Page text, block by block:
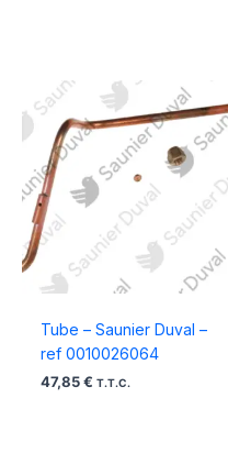
Tube – Saunier Duval –
ref 0010026064
47,85 € T.T.C.